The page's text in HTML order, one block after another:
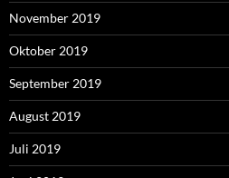
November 2019
Oktober 2019
September 2019
August 2019
Juli 2019